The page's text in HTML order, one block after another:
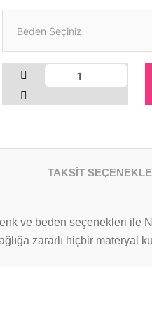
TAKSİT
ve beden seçenekleri
zararlı hiçbir materyal